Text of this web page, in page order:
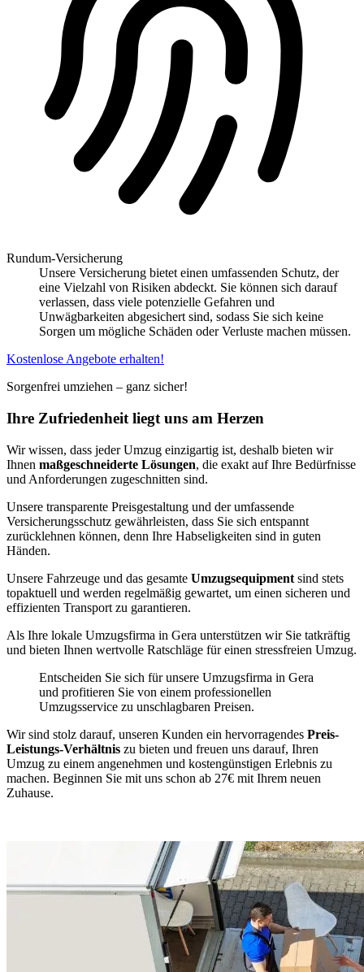
Rundum-Versicherung
Unsere Versicherung bietet einen umfassenden Schutz, der
eine Vielzahl von Risiken abdeckt. Sie können sich darauf
verlassen, dass viele potenzielle Gefahren und
Unwägbarkeiten abgesichert sind, sodass Sie sich keine
Sorgen um mögliche Schäden oder Verluste machen müssen.
Kostenlose Angebote erhalten!
Sorgenfrei umziehen – ganz sicher!
Ihre Zufriedenheit liegt uns am Herzen
Wir wissen, dass jeder Umzug einzigartig ist, deshalb bieten wir
Ihnen maßgeschneiderte Lösungen, die exakt auf Ihre Bedürfnisse
und Anforderungen zugeschnitten sind.
Unsere transparente Preisgestaltung und der umfassende
Versicherungsschutz gewährleisten, dass Sie sich entspannt
zurücklehnen können, denn Ihre Habseligkeiten sind in guten
Händen.
Unsere Fahrzeuge und das gesamte Umzugsequipment sind stets
topaktuell und werden regelmäßig gewartet, um einen sicheren und
effizienten Transport zu garantieren.
Als Ihre lokale Umzugsfirma in Gera unterstützen wir Sie tatkräftig
und bieten Ihnen wertvolle Ratschläge für einen stressfreien Umzug.
Entscheiden Sie sich für unsere Umzugsfirma in Gera
und profitieren Sie von einem professionellen
Umzugsservice zu unschlagbaren Preisen.
Wir sind stolz darauf, unseren Kunden ein hervorragendes Preis-
Leistungs-Verhältnis zu bieten und freuen uns darauf, Ihren
Umzug zu einem angenehmen und kostengünstigen Erlebnis zu
machen. Beginnen Sie mit uns schon ab 27€ mit Ihrem neuen
Zuhause.